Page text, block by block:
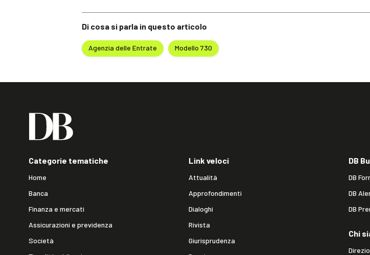
Di cosa si parla in questo articolo
Agenzia delle Entrate Modello 730
Categorie tematiche
Home
Banca
Finanza e mercati
Assicurazioni e previdenza
Società
Link veloci
Attualità
Approfondimenti
Dialoghi
Rivista
Giurisprudenza
DB
DB
DB
DB
Chi